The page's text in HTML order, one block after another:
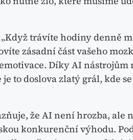
trávíte hodiny denně
zásadní část vašeho
Díky AI
to doslova zlatý grál, kde
že AI není hrozba, ale
konkurenční výhodu.